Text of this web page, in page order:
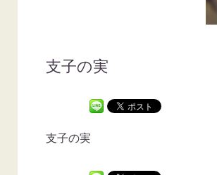
支子の実
支子の実